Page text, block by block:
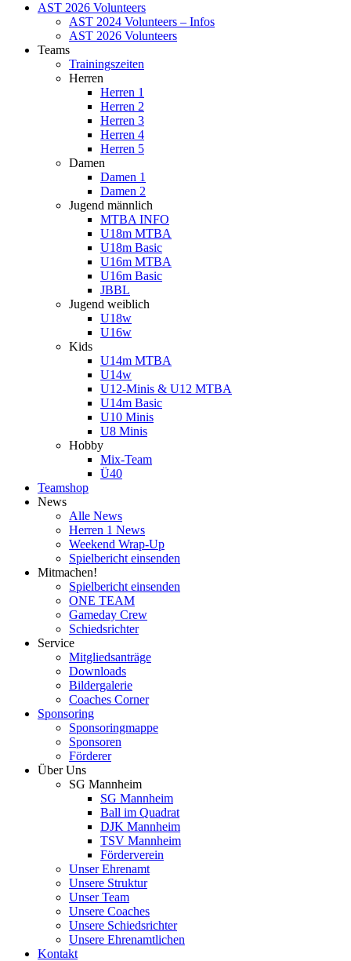
AST 2026 Volunteers
AST 2024 Volunteers – Infos
AST 2026 Volunteers
Teams
Trainingszeiten
Herren
Herren 1
Herren 2
Herren 3
Herren 4
Herren 5
Damen
Damen 1
Damen 2
Jugend männlich
MTBA INFO
U18m MTBA
U18m Basic
U16m MTBA
U16m Basic
JBBL
Jugend weiblich
U18w
U16w
Kids
U14m MTBA
U14w
U12-Minis & U12 MTBA
U14m Basic
U10 Minis
U8 Minis
Hobby
Mix-Team
Ü40
Teamshop
News
Alle News
Herren 1 News
Weekend Wrap-Up
Spielbericht einsenden
Mitmachen!
Spielbericht einsenden
ONE TEAM
Gameday Crew
Schiedsrichter
Service
Mitgliedsanträge
Downloads
Bildergalerie
Coaches Corner
Sponsoring
Sponsoringmappe
Sponsoren
Förderer
Über Uns
SG Mannheim
SG Mannheim
Ball im Quadrat
DJK Mannheim
TSV Mannheim
Förderverein
Unser Ehrenamt
Unsere Struktur
Unser Team
Unsere Coaches
Unsere Schiedsrichter
Unsere Ehrenamtlichen
Kontakt